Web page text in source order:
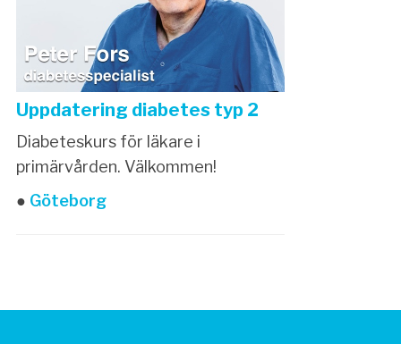
Uppdatering diabetes typ 2
Diabeteskurs för läkare i
primärvården. Välkommen!
● Göteborg